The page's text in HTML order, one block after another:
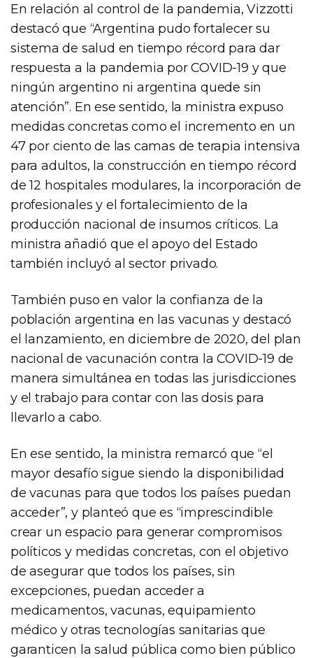
En relación al control de la pandemia, Vizzotti
destacó que “Argentina pudo fortalecer su
sistema de salud en tiempo récord para dar
respuesta a la pandemia por COVID-19 y que
ningún argentino ni argentina quede sin
atención”. En ese sentido, la ministra expuso
medidas concretas como el incremento en un
47 por ciento de las camas de terapia intensiva
para adultos, la construcción en tiempo récord
de 12 hospitales modulares, la incorporación de
profesionales y el fortalecimiento de la
producción nacional de insumos críticos. La
ministra añadió que el apoyo del Estado
también incluyó al sector privado.
También puso en valor la confianza de la
población argentina en las vacunas y destacó
el lanzamiento, en diciembre de 2020, del plan
nacional de vacunación contra la COVID-19 de
manera simultánea en todas las jurisdicciones
y el trabajo para contar con las dosis para
llevarlo a cabo.
En ese sentido, la ministra remarcó que “el
mayor desafío sigue siendo la disponibilidad
de vacunas para que todos los países puedan
acceder”, y planteó que es “imprescindible
crear un espacio para generar compromisos
políticos y medidas concretas, con el objetivo
de asegurar que todos los países, sin
excepciones, puedan acceder a
medicamentos, vacunas, equipamiento
médico y otras tecnologías sanitarias que
garanticen la salud pública como bien público